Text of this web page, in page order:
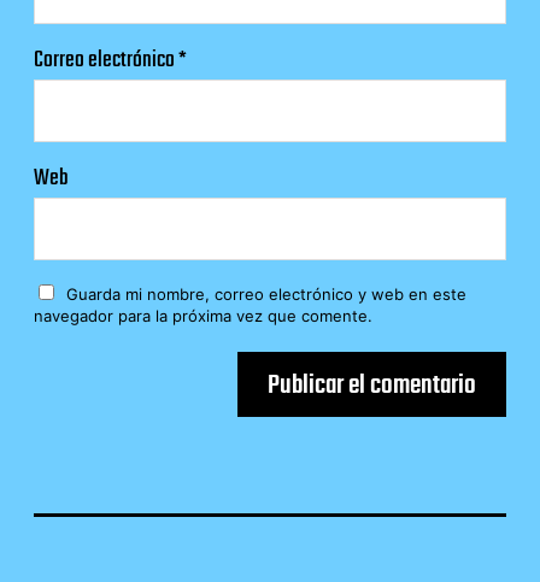
Correo electrónico*
Web
Guarda mi nombre, correo electrónico y web en este
navegador para la próxima vez que comente.